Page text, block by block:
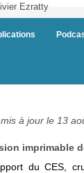
à jour le 13
du CES,